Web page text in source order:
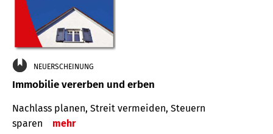
NEUERSCHEINUNG
Immobilie vererben und erben
Nachlass planen, Streit vermeiden, Steuern
sparen
mehr